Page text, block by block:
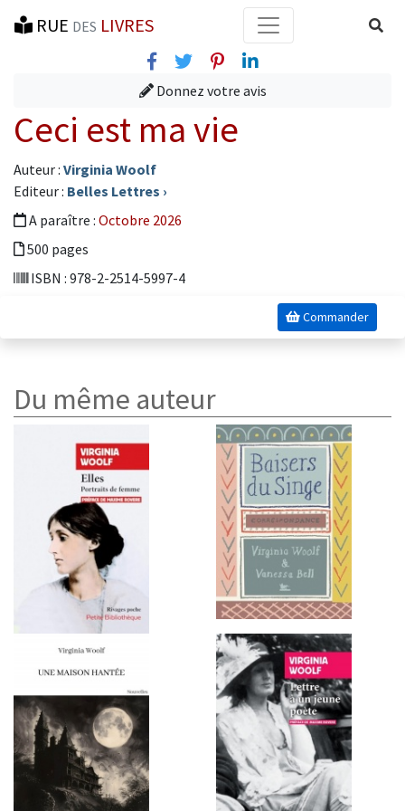
RUE DES LIVRES
FacebookTwitterPinterest
Linkedin
Donnez votre avis
Ceci est ma vie
Auteur : Virginia Woolf
Editeur : Belles Lettres ›
A paraître : Octobre 2026
500 pages
ISBN : 978-2-2514-5997-4
Commander
Du même auteur